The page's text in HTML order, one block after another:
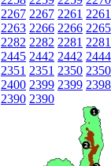
2267 2267 2261 2261
2263 2266 2266 2265
2282 2282 2281 2281
2445 2442 2442 2444
2351 2351 2350 2350
2400 2399 2399 2398
2390 2390